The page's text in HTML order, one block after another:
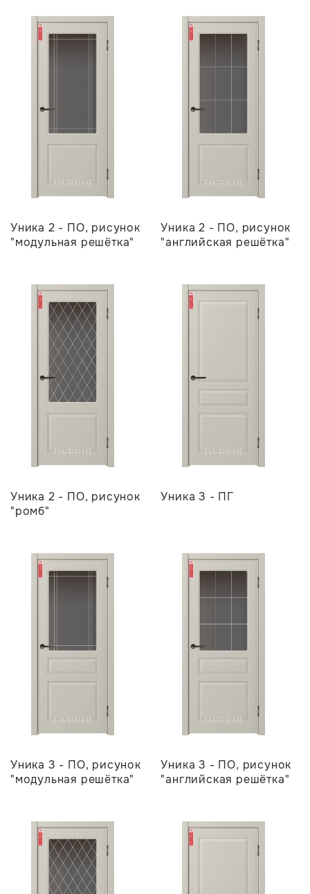
Уника 2 - ПО, рисунок
"модульная решётка"
Уника 2 - ПО, рисунок
"английская решётка"
Уника 2 - ПО, рисунок
"ромб"
Уника 3 - ПГ
Уника 3 - ПО, рисунок
"модульная решётка"
Уника 3 - ПО, рисунок
"английская решётка"